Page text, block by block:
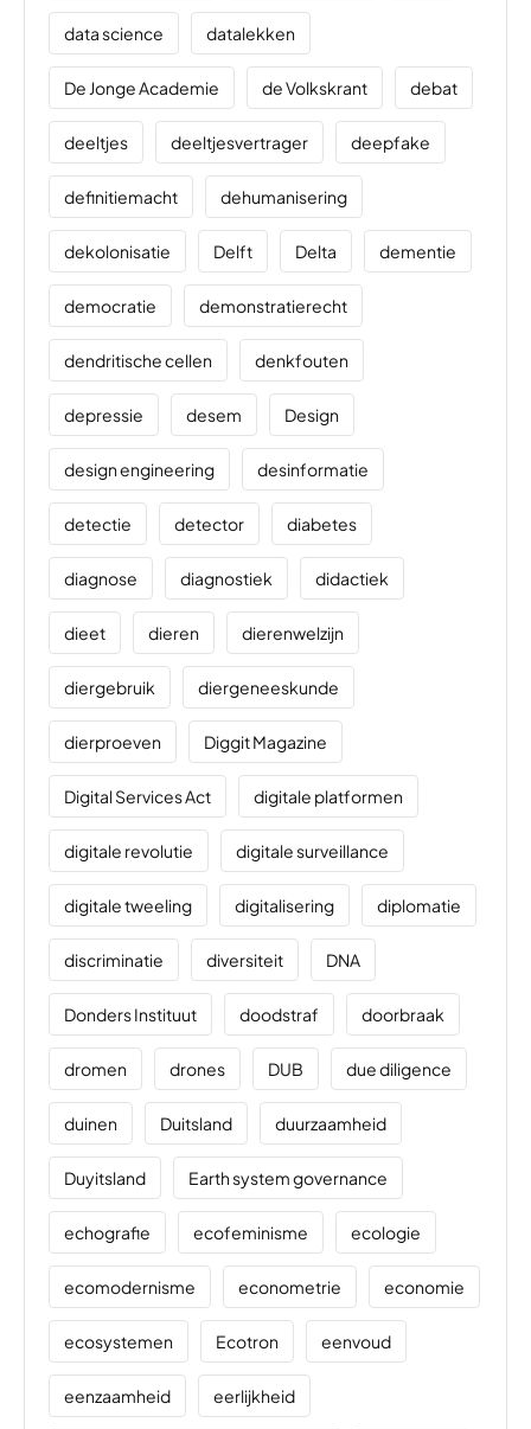
data science datalekken
De Jonge Academie de Volkskrant debat
deeltjes deeltjesvertrager deepfake
definitiemacht dehumanisering
dekolonisatie Delft Delta dementie
democratie demonstratierecht
dendritische cellen denkfouten
depressie desem Design
design engineering desinformatie
detectie detector diabetes
diagnose diagnostiek didactiek
dieet dieren dierenwelzijn
diergebruik diergeneeskunde
dierproeven Diggit Magazine
Digital Services Act digitale platformen
digitale revolutie digitale surveillance
digitale tweeling digitalisering diplomatie
discriminatie diversiteit DNA
Donders Instituut doodstraf doorbraak
dromen drones DUB due diligence
duinen Duitsland duurzaamheid
Duyitsland Earth system governance
echografie ecofeminisme ecologie
ecomodernisme econometrie economie
ecosystemen Ecotron eenvoud
eenzaamheid eerlijkheid